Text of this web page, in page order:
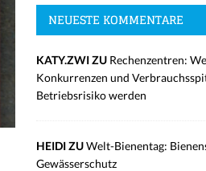
NEUESTE KOMMENTARE
KATY.ZWI ZU Rechenzentren:
Konkurrenzen und
Betriebsrisiko werden
HEIDI ZUWelt-Bienentag:
Gewässerschutz